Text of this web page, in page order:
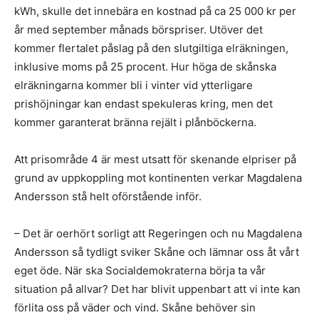
kWh, skulle det innebära en kostnad på ca 25 000 kr per
år med september månads börspriser. Utöver det
kommer flertalet påslag på den slutgiltiga elräkningen,
inklusive moms på 25 procent. Hur höga de skånska
elräkningarna kommer bli i vinter vid ytterligare
prishöjningar kan endast spekuleras kring, men det
kommer garanterat bränna rejält i plånböckerna.
Att prisområde 4 är mest utsatt för skenande elpriser på
grund av uppkoppling mot kontinenten verkar Magdalena
Andersson stå helt oförstående inför.
– Det är oerhört sorligt att Regeringen och nu Magdalena
Andersson så tydligt sviker Skåne och lämnar oss åt vårt
eget öde. När ska Socialdemokraterna börja ta vår
situation på allvar? Det har blivit uppenbart att vi inte kan
förlita oss på väder och vind. Skåne behöver sin